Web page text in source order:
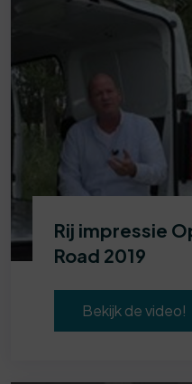
Rij impressie
Road 2019
Bekijk de video!